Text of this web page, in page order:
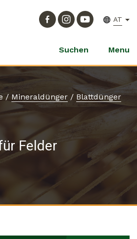
AT
Suchen Menu
/ Mineraldünger / Blattdünger
Felder